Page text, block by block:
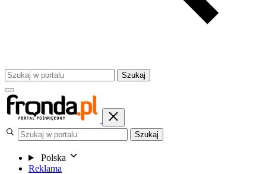
Szukaj
Szukaj
Polska
Reklama